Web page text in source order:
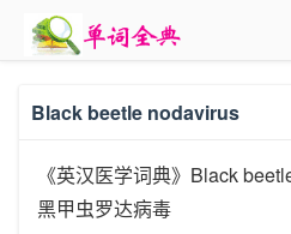
Black beetle nodavirus
《英汉医学词典》Black
黑甲虫罗达病毒